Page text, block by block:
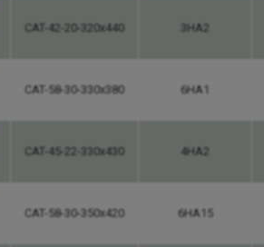
CAT-42-20-320x440 3HA2
CAT-58-30-330x380 6HA1
CAT-45-22-330x430 4HA2
CAT-58-30-350x420 6HA15